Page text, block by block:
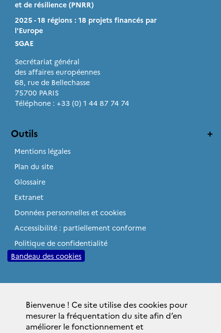
Bienvenue ! Ce site utilise des cookies pour
mesurer la fréquentation du site afin d’en
améliorer le fonctionnement et
et de résilience (PNRR)
2025 - 18 régions : 18 projets financés par
l'Europe
SGAE
Secrétariat général
des affaires européennes
68, rue de Bellechasse
75700 PARIS
Téléphone : +33 (0) 1 44 87 74 74
Outils
Mentions légales
Plan du site
Glossaire
Extranet
Données personnelles et cookies
Accessibilité : partiellement conforme
Politique de confidentialité
Bandeau des cookies
gouvernement.fr
elysee.fr